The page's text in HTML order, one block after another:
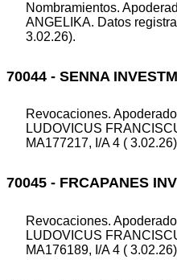
Nombramientos.
ANGELIKA. Datos
3.02.26).
70044 - SENNA
Revocaciones.
LUDOVICUS
MA177217, I/A 4 (
70045 - FRCAPANES
Revocaciones.
LUDOVICUS
MA176189, I/A 4 (